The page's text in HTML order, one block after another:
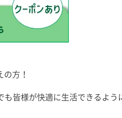
方！
皆様が快適に生活できるよう